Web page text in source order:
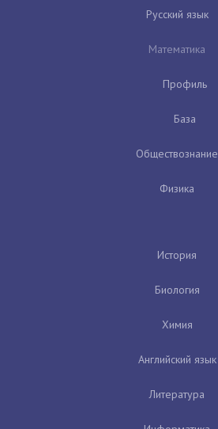
Русский язык
Математика
Профиль
База
Обществознание
Физика
История
Биология
Химия
Английский язык
Литература